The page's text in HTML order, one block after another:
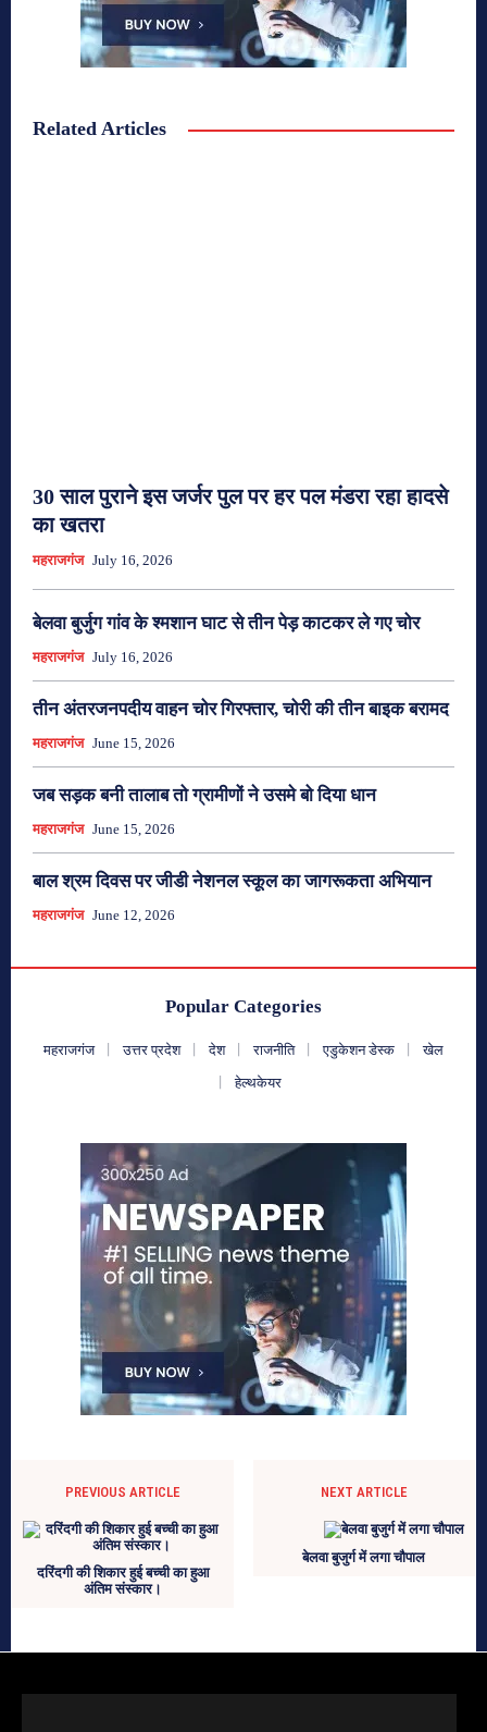
Related Articles
30 साल पुराने इस जर्जर पुल पर हर पल मंडरा रहा हादसे
का खतरा
महराजगंज July 16, 2026
बेलवा बुर्जुग गांव के श्मशान घाट से तीन पेड़ काटकर ले गए चोर
महराजगंज July 16, 2026
तीन अंतरजनपदीय वाहन चोर गिरफ्तार, चोरी की तीन बाइक बरामद
महराजगंज June 15, 2026
जब सड़क बनी तालाब तो ग्रामीणों ने उसमे बो दिया धान
महराजगंज June 15, 2026
बाल श्रम दिवस पर जीडी नेशनल स्कूल का जागरूकता अभियान
महराजगंज June 12, 2026
Popular Categories
महराजगंज उत्तर प्रदेश देश राजनीति एडुकेशन डेस्क
खेल
हेल्थकेयर
PREVIOUS ARTICLE
दरिंदगी की शिकार हुई बच्ची का हुआ
अंतिम संस्कार।
NEXT ARTICLE
बेलवा बुजुर्ग में लगा चौपाल